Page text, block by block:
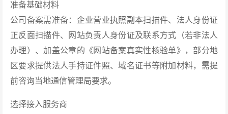
准备基础材料
公司备案需准备：企业营业执照副本扫描件、法人身份证
正反面扫描件、网站负责人身份证及联系方式（若非法人
办理）、加盖公章的《网站备案真实性核验单》，部分地
区要求提供法人手持证件照、域名证书等附加材料，需提
前咨询当地通信管理局要求。
选择接入服务商